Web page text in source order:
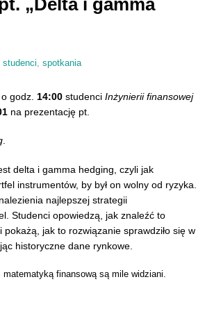
„Delta i gamma
studenci spotkania
o godz. 14:00 studenci Inżynierii finansowej
na prezentację pt.
delta i gamma hedging, czyli jak
instrumentów, by był on wolny od ryzyka.
najlepszej strategii
Studenci opowiedzą, jak znaleźć to
pokażą, jak to rozwiązanie sprawdziło się w
historyczne dane rynkowe.
finansową są mile widziani.